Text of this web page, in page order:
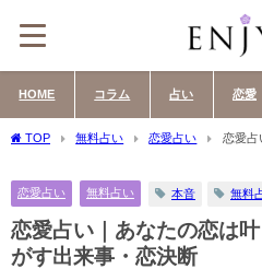
HOME コラム 占い 恋愛
TOP 無料占い 恋愛占い
恋愛占
恋愛占い 無料占い 本音 無料
恋愛占い｜あなたの恋は
がす出来事・恋決断